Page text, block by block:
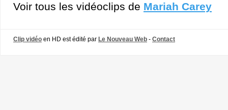
Voir tous les vidéoclips de Mariah Carey
Clip vidéo en HD est édité par Le Nouveau Web - Contact